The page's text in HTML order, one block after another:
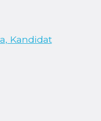
Kandidat